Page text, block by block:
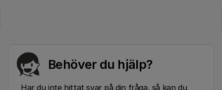
Behöver du hjälp?
Har du inte hittat svar på din fråga, så kan du